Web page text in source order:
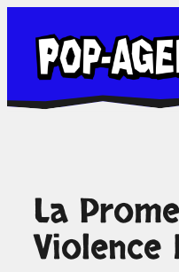
naar
inhoud
La
Violence